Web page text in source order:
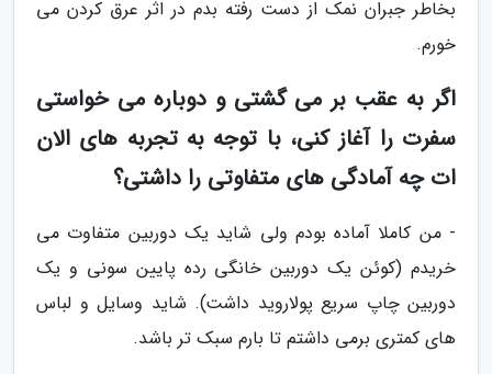
بخاطر جبران نمک از دست رفته بدم در اثر عرق کردن می
خورم.
اگر به عقب بر می گشتی و دوباره می خواستی
سفرت را آغاز کنی، با توجه به تجربه های الان
ات چه آمادگی های متفاوتی را داشتی؟
- من کاملا آماده بودم ولی شاید یک دوربین متفاوت می
خریدم (کوئن یک دوربین خانگی رده پایین سونی و یک
دوربین چاپ سریع پولاروید داشت). شاید وسایل و لباس
های کمتری برمی داشتم تا بارم سبک تر باشد.